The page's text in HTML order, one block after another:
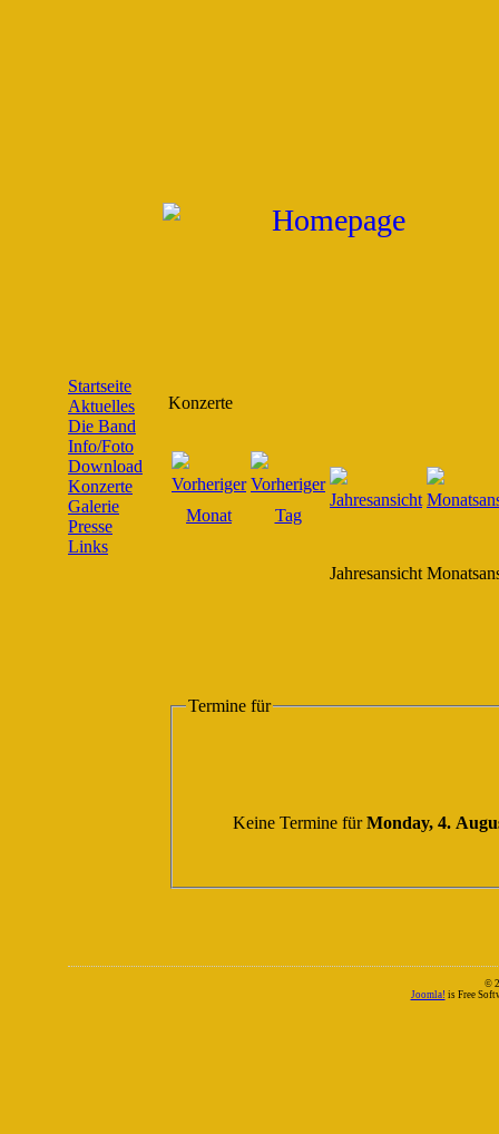
Startseite
Aktuelles
Die Band
Info/Foto
Download
Konzerte
Galerie
Presse
Links
Konzerte
Jahresansicht
Termine für
Keine Termine fürMonday, 4.
©
Joomla! is Free